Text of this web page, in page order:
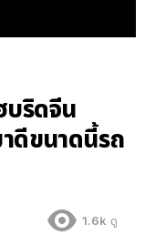
บริดจีน
ดีขนาดนี้รถ
1.6k ดู